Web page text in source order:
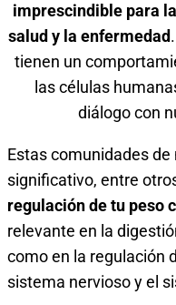
imprescindible para
salud y la enfermedad
tienen un
las células
diálogo con
Estas comunidades
significativo, entre
regulación de tu peso
relevante en la
como en la regulación
sistema nervioso y el